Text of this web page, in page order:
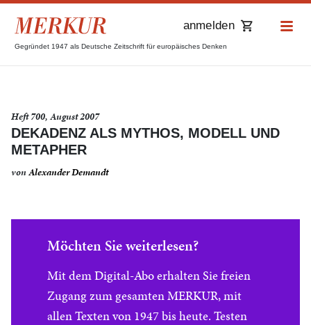
Gegründet 1947 als Deutsche Zeitschrift für europäisches Denken
anmelden
Heft 700, August 2007
DEKADENZ ALS MYTHOS, MODELL UND
METAPHER
vonAlexander Demandt
Möchten Sie weiterlesen?
Mit dem Digital-Abo erhalten Sie freien
Zugang zum gesamten MERKUR, mit
allen Texten von 1947 bis heute. Testen